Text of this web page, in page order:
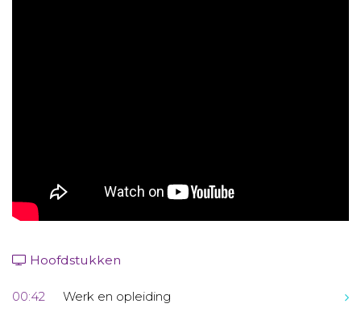
Hoofdstukken
00:42 Werk en opleiding